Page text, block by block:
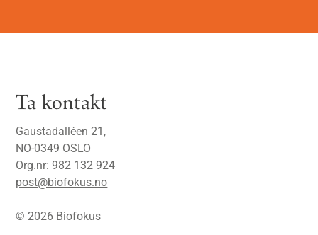
Ta kontakt
Gaustadalléen 21,
NO-0349 OSLO
Org.nr: 982 132 924
post@biofokus.no
© 2026 Biofokus